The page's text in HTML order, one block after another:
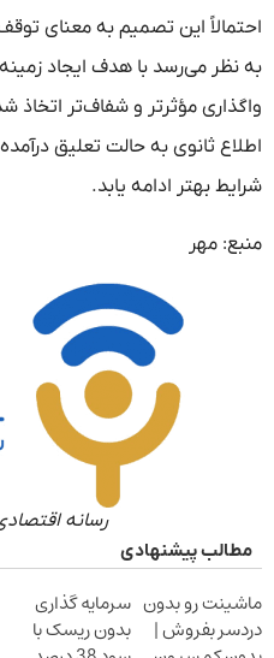
احتمالاً این تصمیم به معنای
به نظر می‌رسد با هدف ایجاد
واگذاری مؤثرتر و شفاف‌تر اتخاذ
اطلاع ثانوی به حالت تعلیق
شرایط بهتر ادامه یابد.
منبع: مهر
رسانه
مطالب پیشنهادی
ماشینت رو بدون
دردسر بفروش |
سرمایه گذاری
بدون ریسک با